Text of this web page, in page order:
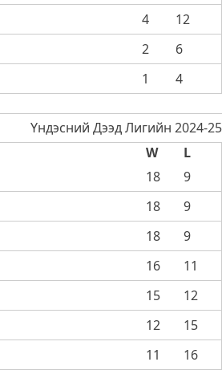
4
12
2
6
1 4
Үндэсний Дээд Лигийн 2024-25
W
L
18
9
18
9
18
9
16
11
15
12
12
15
11
16